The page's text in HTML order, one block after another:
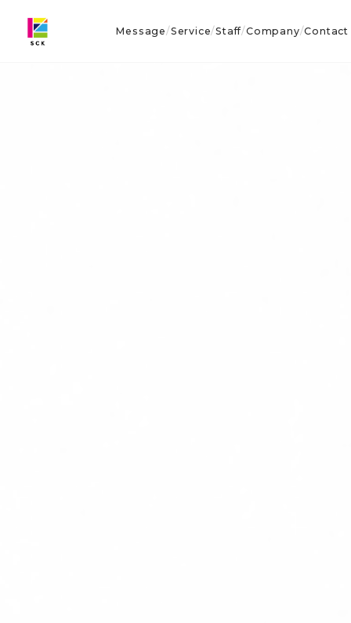
Message/Service/Staff/Company/Contact